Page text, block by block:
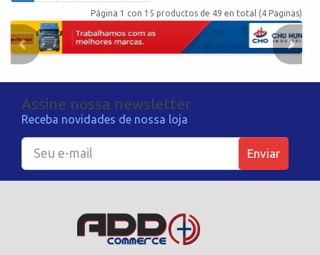
Página 1 con 15 productos de 49 en total (4 Paginas)
Assine nossa newsletter
Receba novidades de nossa loja
Enviar